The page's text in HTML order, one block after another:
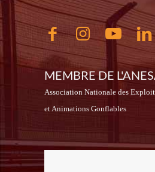
MEMBRE DE
Association Nationale des
et Animations Gonflables